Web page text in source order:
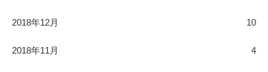
2018年12月 10
2018年11月 4